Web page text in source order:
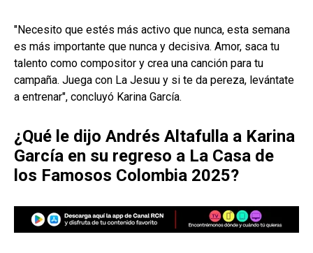
"Necesito que estés más activo que nunca, esta semana
es más importante que nunca y decisiva. Amor, saca tu
talento como compositor y crea una canción para tu
campaña. Juega con La Jesuu y si te da pereza, levántate
a entrenar", concluyó Karina García.
¿Qué le dijo Andrés Altafulla a Karina
García en su regreso a La Casa de
los Famosos Colombia 2025?